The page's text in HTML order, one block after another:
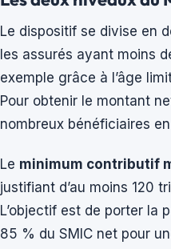
Le dispositif se divise en
les assurés ayant moins
exemple grâce à l’âge
Pour obtenir le montant
nombreux bénéficiaires
Le minimum contributif
justifiant d’au moins 120
L’objectif est de porter la
85 % du SMIC net pour